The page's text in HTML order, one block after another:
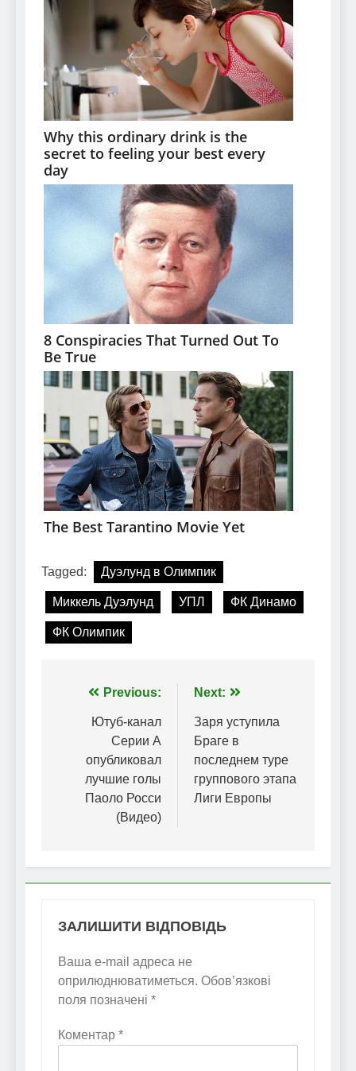
Tagged: Дуэлунд в Олимпик
Миккель Дуэлунд УПЛ ФК Динамо
ФК Олимпик
Навігація
записів
Previous:
Ютуб-канал
Серии А
опубликовал
лучшие голы
Паоло Росси
(Видео)
Next:
Заря уступила
Браге в
последнем туре
группового этапа
Лиги Европы
ЗАЛИШИТИ ВІДПОВІДЬ
Ваша e-mail адреса не
оприлюднюватиметься. Обов’язкові
поля позначені *
Коментар *